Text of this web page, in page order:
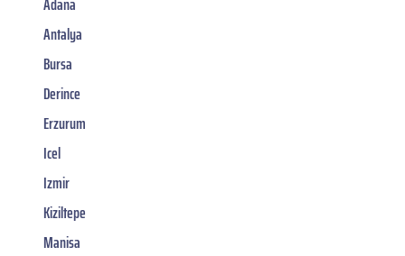
Antalya
Bursa
Derince
Erzurum
Icel
Izmir
Kiziltepe
Manisa